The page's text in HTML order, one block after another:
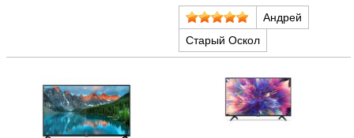
Андрей
Старый Оскол